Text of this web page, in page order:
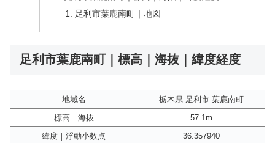
足利市葉鹿南町｜地図
足利市葉鹿南町｜標高｜海抜｜緯度経度
地域名
栃木県 足利市 葉鹿南町
標高｜海抜
57.1m
緯度｜浮動小数点
36.357940